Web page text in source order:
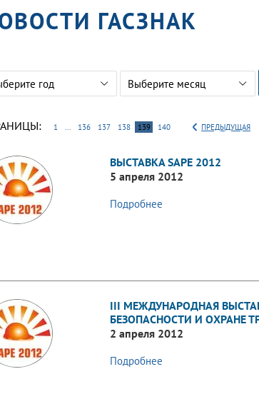
ГАСЗНАК
год Выберите месяц
1 ... 136 137 138 139 140 ПРЕДЫДУЩАЯ
ВЫСТАВКА SAPE 2012
5 апреля 2012
Подробнее
III МЕЖДУНАРОДНАЯ
БЕЗОПАСНОСТИ И ОХРАНЕ
2 апреля 2012
Подробнее